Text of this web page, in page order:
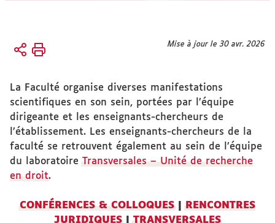
Vous
Accueil
Actualités
de la
recherche
Mise à jour le 30 avr. 2026
La Faculté organise diverses manifestations
scientifiques en son sein, portées par l’équipe
dirigeante et les enseignants-chercheurs de
l’établissement. Les enseignants-chercheurs de la
faculté se retrouvent également au sein de l’équipe
du laboratoire Transversales – Unité de recherche
en droit.
CONFÉRENCES & COLLOQUES
RENCONTRES
JURIDIQUES
TRANSVERSALES